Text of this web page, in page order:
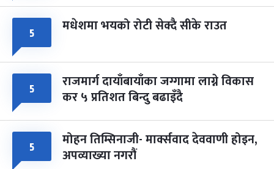
५ मधेशमा भयको रोटी सेक्दै सीके राउत
५ राजमार्ग दायाँबायाँका जग्गामा लाग्ने विकास
कर ५ प्रतिशत बिन्दु बढाइँदै
५ मोहन तिम्सिनाजी- मार्क्सवाद देववाणी होइन,
अपव्याख्या नगरौं